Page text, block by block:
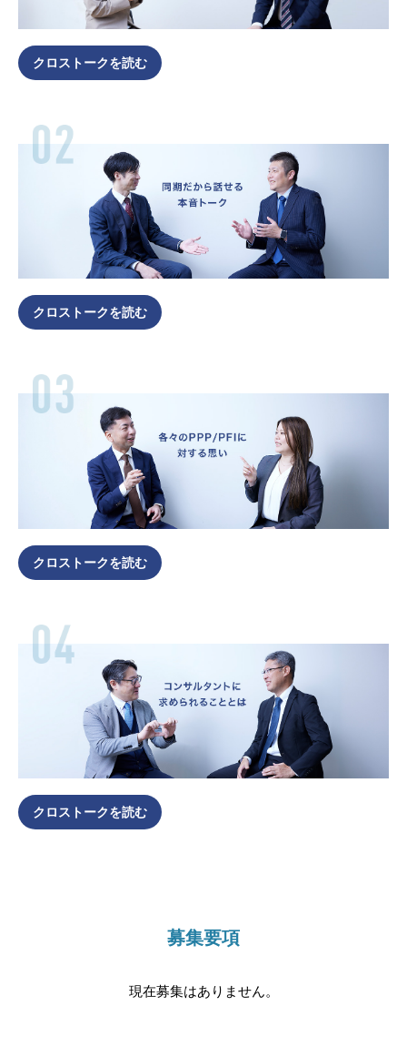
クロストークを読む
クロストークを読む
クロストークを読む
クロストークを読む
募集要項
現在募集はありません。